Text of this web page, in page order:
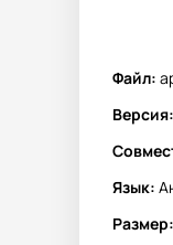
Файл:
Версия:
Язык:
Размер: